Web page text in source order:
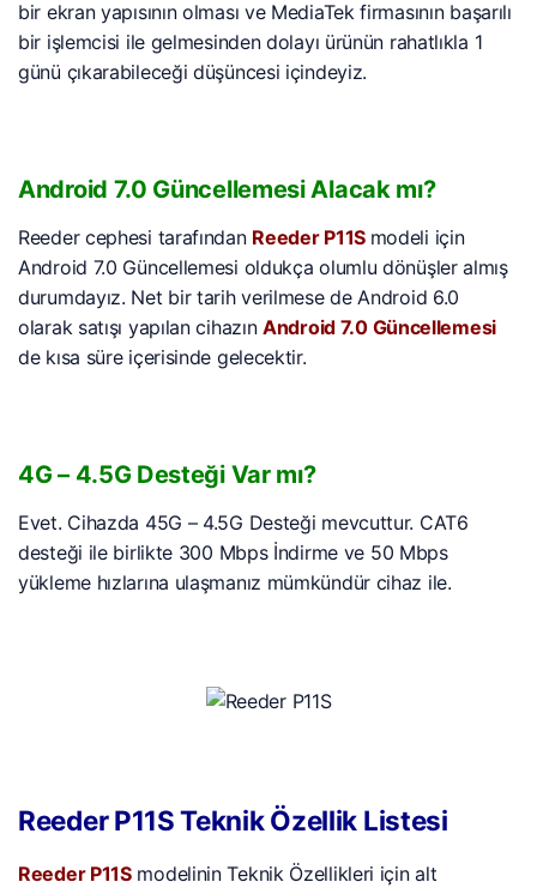
bir ekran yapısının olması ve MediaTek firmasının başarılı
bir işlemcisi ile gelmesinden dolayı ürünün rahatlıkla 1
günü çıkarabileceği düşüncesi içindeyiz.
Android 7.0 Güncellemesi Alacak mı?
Reeder cephesi tarafından Reeder P11S modeli için
Android 7.0 Güncellemesi oldukça olumlu dönüşler almış
durumdayız. Net bir tarih verilmese de Android 6.0
olarak satışı yapılan cihazınAndroid 7.0 Güncellemesi
de kısa süre içerisinde gelecektir.
4G – 4.5G Desteği Var mı?
Evet. Cihazda 45G – 4.5G Desteği mevcuttur. CAT6
desteği ile birlikte 300 Mbps İndirme ve 50 Mbps
yükleme hızlarına ulaşmanız mümkündür cihaz ile.
Reeder P11S Teknik Özellik Listesi
Reeder P11Smodelinin Teknik Özellikleri için alt